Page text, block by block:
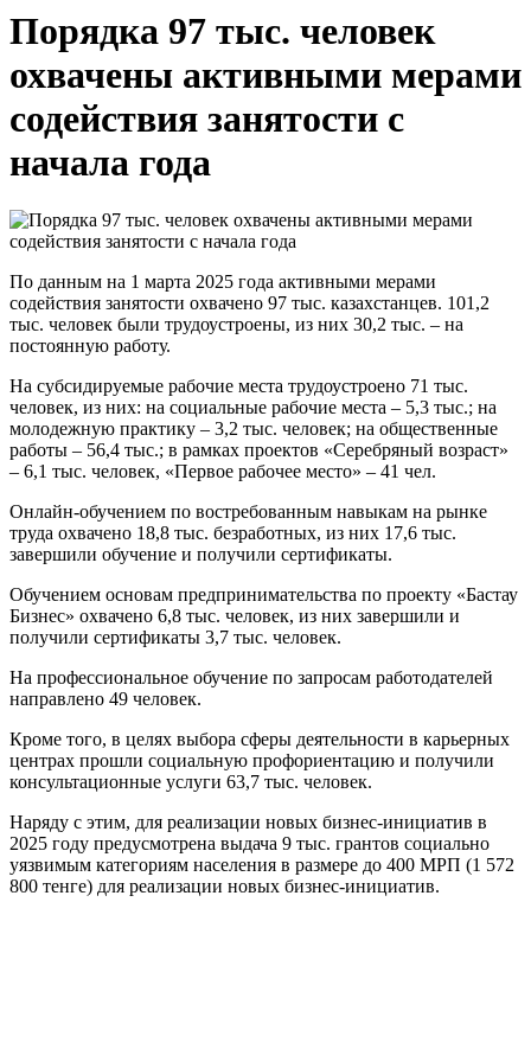
Порядка 97 тыс. человек
охвачены активными мерами
содействия занятости с
начала года
По данным на 1 марта 2025 года активными мерами
содействия занятости охвачено 97 тыс. казахстанцев. 101,2
тыс. человек были трудоустроены, из них 30,2 тыс. – на
постоянную работу.
На субсидируемые рабочие места трудоустроено 71 тыс.
человек, из них: на социальные рабочие места – 5,3 тыс.; на
молодежную практику – 3,2 тыс. человек; на общественные
работы – 56,4 тыс.; в рамках проектов «Серебряный возраст»
– 6,1 тыс. человек, «Первое рабочее место» – 41 чел.
Онлайн-обучением по востребованным навыкам на рынке
труда охвачено 18,8 тыс. безработных, из них 17,6 тыс.
завершили обучение и получили сертификаты.
Обучением основам предпринимательства по проекту «Бастау
Бизнес» охвачено 6,8 тыс. человек, из них завершили и
получили сертификаты 3,7 тыс. человек.
На профессиональное обучение по запросам работодателей
направлено 49 человек.
Кроме того, в целях выбора сферы деятельности в карьерных
центрах прошли социальную профориентацию и получили
консультационные услуги 63,7 тыс. человек.
Наряду с этим, для реализации новых бизнес-инициатив в
2025 году предусмотрена выдача 9 тыс. грантов социально
уязвимым категориям населения в размере до 400 МРП (1 572
800 тенге) для реализации новых бизнес-инициатив.